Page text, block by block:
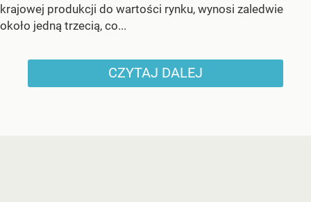
krajowej produkcji do wartości rynku, wynosi zaledwie
około jedną trzecią, co...
CZYTAJ DALEJ